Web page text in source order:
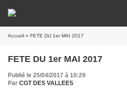
Accueil » FETE DU 1er MAI 2017
FETE DU 1er MAI 2017
Publié le 25/04/2017 à 10:29
Par CGT DES VALLEES